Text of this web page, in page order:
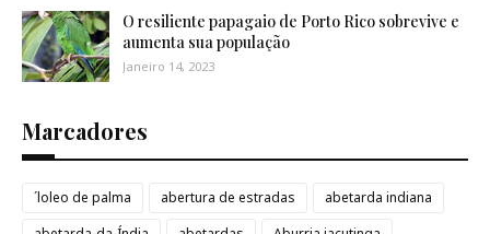
O resiliente papagaio de Porto Rico sobrevive e
aumenta sua população
Janeiro 14, 2023
Marcadores
´loleo de palma abertura de estradas
abetarda indiana